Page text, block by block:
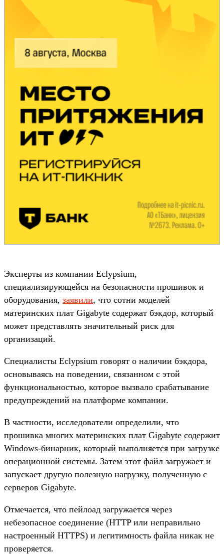
Эксперты из компании Eclypsium,
специализирующейся на безопасности прошивок и
оборудования, заявили, что сотни моделей
материнских плат Gigabyte содержат бэкдор, который
может представлять значительный риск для
организаций.
Специалисты Eclypsium говорят о наличии бэкдора,
основываясь на поведении, связанном с этой
функциональностью, которое вызвало срабатывание
предупреждений на платформе компании.
В частности, исследователи определили, что
прошивка многих материнских плат Gigabyte содержит
Windows-бинарник, который выполняется при загрузке
операционной системы. Затем этот файл загружает и
запускает другую полезную нагрузку, полученную с
серверов Gigabyte.
Отмечается, что пейлоад загружается через
небезопасное соединение (HTTP или неправильно
настроенный HTTPS) и легитимность файла никак не
проверяется.